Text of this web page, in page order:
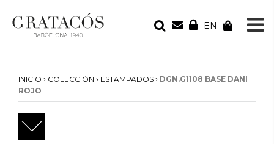
EN
Tu bolsa está vacía
INICIO › COLECCIÓN › ESTAMPADOS › DGN.G1108 BASE DANI
ROJO